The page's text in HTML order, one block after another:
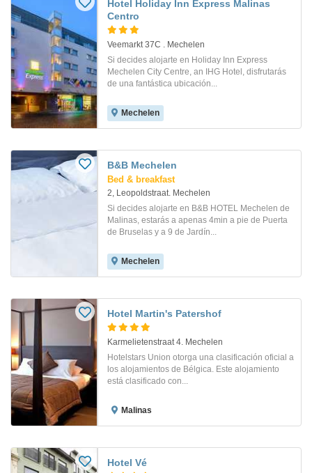
Hotel Holiday Inn Express Malinas
Centro
Veemarkt 37C . Mechelen
Si decides alojarte en Holiday Inn Express
Mechelen City Centre, an IHG Hotel, disfrutarás
de una fantástica ubicación...
Mechelen
B&B Mechelen
Bed & breakfast
2, Leopoldstraat. Mechelen
Si decides alojarte en B&B HOTEL Mechelen de
Malinas, estarás a apenas 4min a pie de Puerta
de Bruselas y a 9 de Jardín...
Mechelen
Hotel Martin's Patershof
Karmelietenstraat 4. Mechelen
Hotelstars Union otorga una clasificación oficial a
los alojamientos de Bélgica. Este alojamiento
está clasificado con...
Malinas
Hotel Vé